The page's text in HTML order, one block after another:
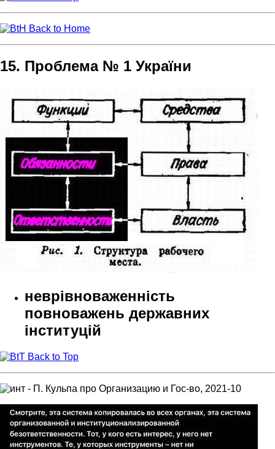
Back to Home
15. Проблема № 1 України
неврівноваженність
повноважень державних
інституцій
Back to Top